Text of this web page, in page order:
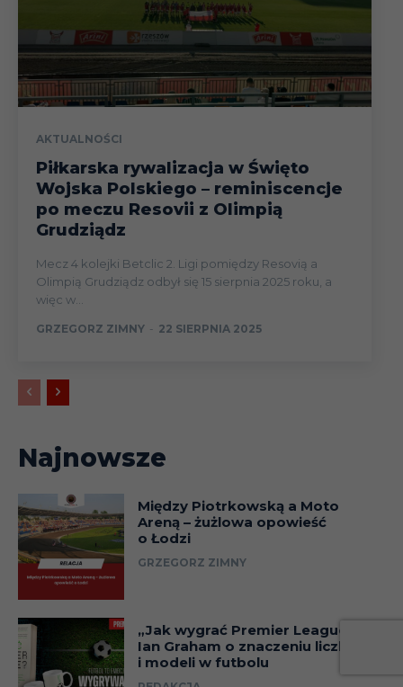
AKTUALNOŚCI
Piłkarska rywalizacja w Święto
Wojska Polskiego – reminiscencje
po meczu Resovii z Olimpią
Grudziądz
Mecz 4 kolejki Betclic 2. Ligi pomiędzy Resovią a
Olimpią Grudziądz odbył się 15 sierpnia 2025 roku, a
więc w...
GRZEGORZ ZIMNY - 22 SIERPNIA 2025
Najnowsze
Między Piotrkowską a Moto
Areną – żużlowa opowieść
o Łodzi
GRZEGORZ ZIMNY
„Jak wygrać Premier League?”.
Ian Graham o znaczeniu liczb
i modeli w futbolu